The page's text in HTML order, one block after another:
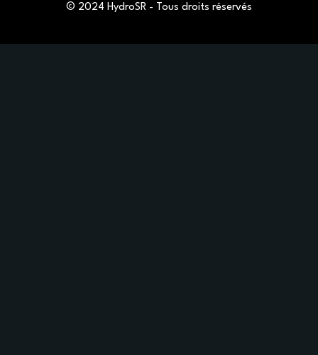
© 2024 HydroSR - Tous droits réservés